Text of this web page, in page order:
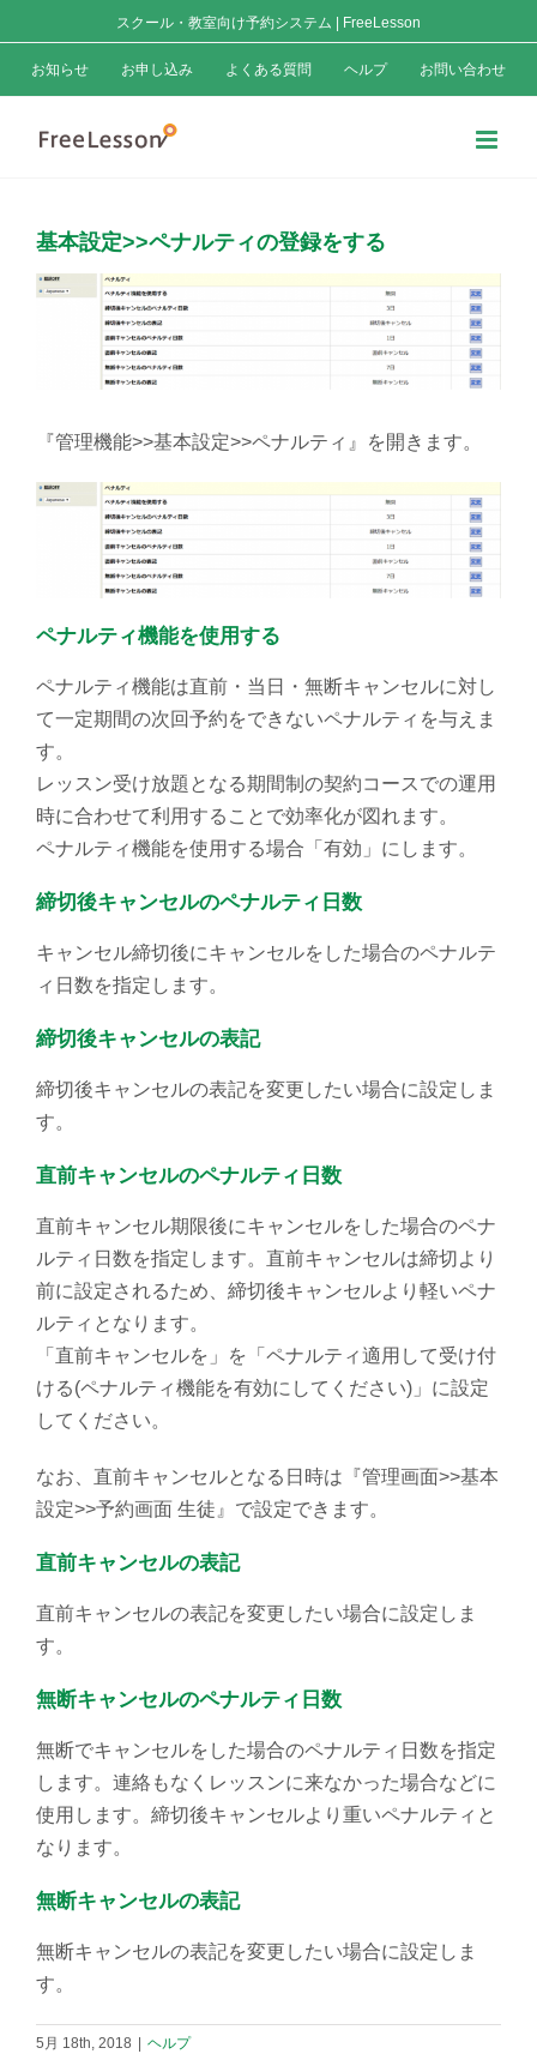
to
content
スクール・教室向け予約システム | FreeLesson
お知らせ お申し込み よくある質問 ヘルプ お問い合わせ
基本設定>>ペナルティの登録をする
View
『管理機能>>基本設定>>ペナルティ』を開きます。
ペナルティ機能を使用する
ペナルティ機能は直前・当日・無断キャンセルに対し
て一定期間の次回予約をできないペナルティを与えま
す。
レッスン受け放題となる期間制の契約コースでの運用
時に合わせて利用することで効率化が図れます。
ペナルティ機能を使用する場合「有効」にします。
締切後キャンセルのペナルティ日数
キャンセル締切後にキャンセルをした場合のペナルテ
ィ日数を指定します。
締切後キャンセルの表記
締切後キャンセルの表記を変更したい場合に設定しま
す。
直前キャンセルのペナルティ日数
直前キャンセル期限後にキャンセルをした場合のペナ
ルティ日数を指定します。直前キャンセルは締切より
前に設定されるため、締切後キャンセルより軽いペナ
ルティとなります。
「直前キャンセルを」を「ペナルティ適用して受け付
ける(ペナルティ機能を有効にしてください)」に設定
してください。
なお、直前キャンセルとなる日時は『管理画面>>基本
設定>>予約画面 生徒』で設定できます。
直前キャンセルの表記
直前キャンセルの表記を変更したい場合に設定しま
す。
無断キャンセルのペナルティ日数
無断でキャンセルをした場合のペナルティ日数を指定
します。連絡もなくレッスンに来なかった場合などに
使用します。締切後キャンセルより重いペナルティと
なります。
無断キャンセルの表記
無断キャンセルの表記を変更したい場合に設定しま
す。
5月 18th, 2018 ヘルプ